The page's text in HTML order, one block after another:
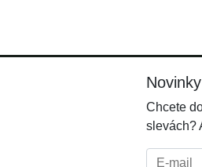
Chcete
slevách?
E-mail: